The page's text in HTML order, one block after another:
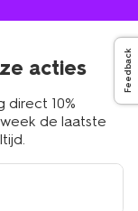
acties
direct 10%
de laatste
Feedback